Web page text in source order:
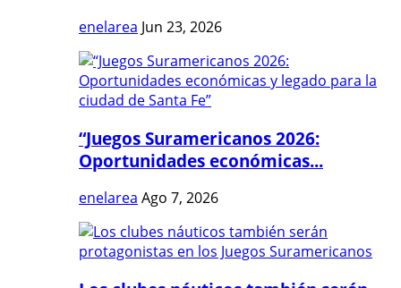
enelarea Jun 23, 2026
“Juegos Suramericanos 2026:
Oportunidades económicas...
enelarea Ago 7, 2026